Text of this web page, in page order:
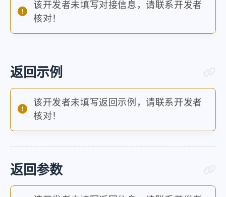
该开发者未填写对接信息，请联系开发者
核对！
返回示例
该开发者未填写返回示例，请联系开发者
核对！
返回参数